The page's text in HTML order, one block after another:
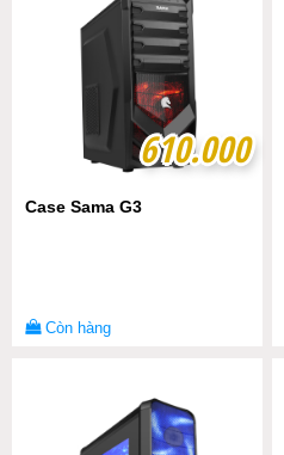
610.000
610.000
Case Sama G3
Còn hàng